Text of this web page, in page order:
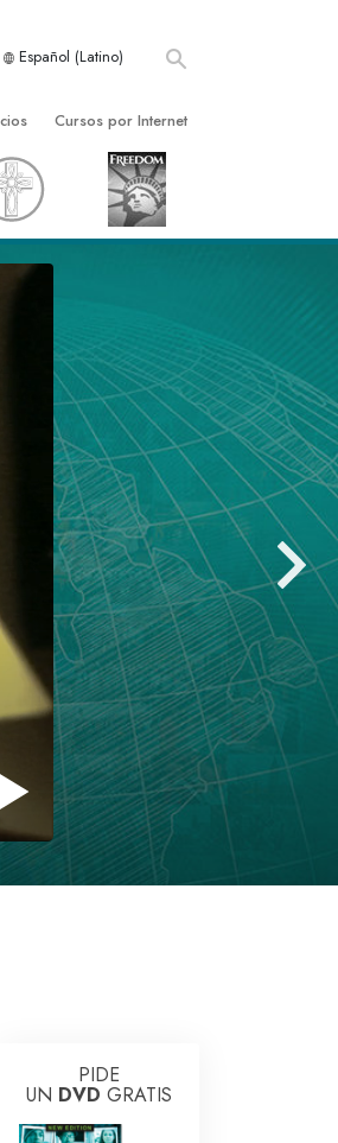
Español (Latino)
Cursos por Internet
los Conflictos
de la Existencia
de la Comprensión
Enfermedades y Lesiones
y la Honestidad
Emocional
las Drogas
para el Entorno Laboral
Supresión
de la Organización
PIDE
UN DVD GRATIS